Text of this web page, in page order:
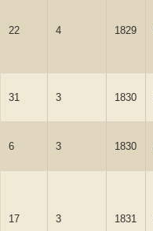
22 4 1829
31 3 1830
6 3 1830
17 3 1831